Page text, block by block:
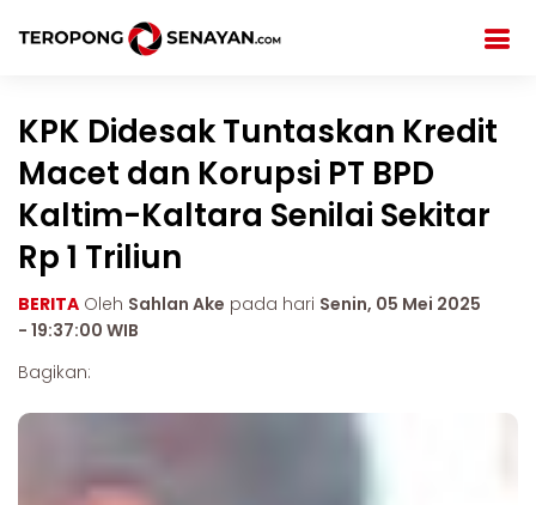
KPK Didesak Tuntaskan Kredit
Macet dan Korupsi PT BPD
Kaltim-Kaltara Senilai Sekitar
Rp 1 Triliun
BERITA Oleh Sahlan Ake pada hari Senin, 05 Mei 2025
- 19:37:00 WIB
Bagikan: